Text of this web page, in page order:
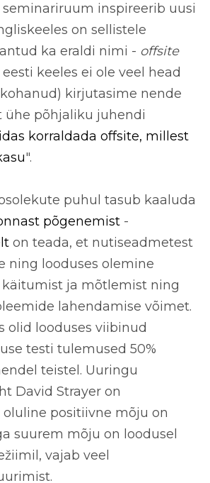
seminariruum inspireerib uusi
on sellistele
ka eraldi nimi - offsite
keeles ei ole veel head
kirjutasime nende
ühe põhjaliku juhendi
korraldada offsite, millest
".
puhul tasub kaaluda
põgenemist -
on teada, et nutiseadmetest
ning looduses olemine
ja mõtlemist ning
lahendamise võimet.
olid looduses viibinud
testi tulemused 50%
teistel. Uuringu
David Strayer on
positiivne mõju on
suurem mõju on loodusel
vajab veel